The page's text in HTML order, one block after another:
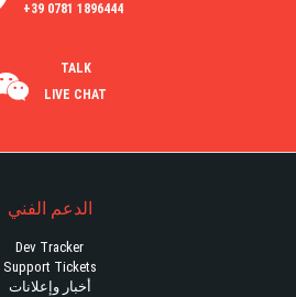
+39 0781 1896444
TALK
LIVE CHAT
الدعم الفني
Dev Tracker
Support Tickets
أخبار وإعلانات